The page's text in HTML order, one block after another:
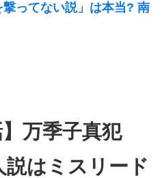
撃ってない説」は本当? 南
】万季子真犯
説はミスリード